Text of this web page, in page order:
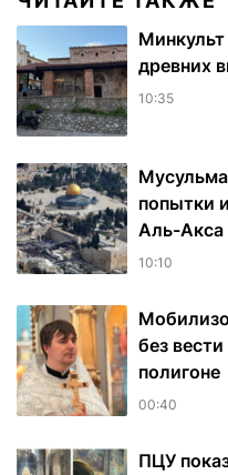
древних
10:35
попытки
Аль-Акса
10:10
без
полигоне
00:40
ПЦУ